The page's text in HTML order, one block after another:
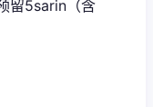
留5sarin（含